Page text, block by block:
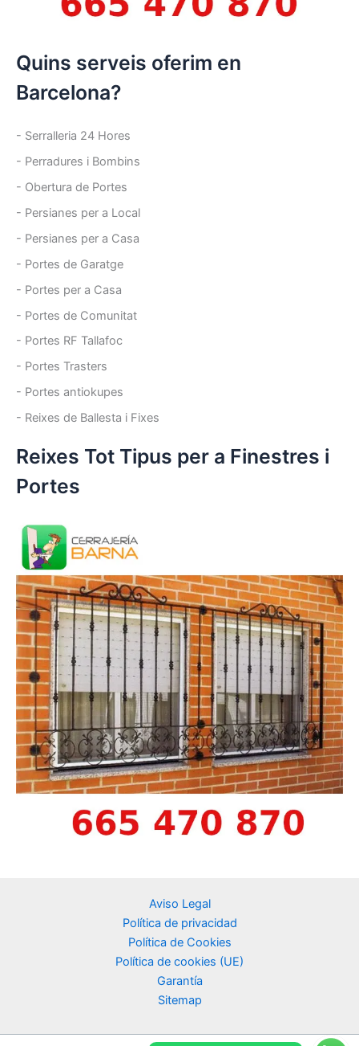
Quins serveis oferim en
Barcelona?
- Serralleria 24 Hores
- Perradures i Bombins
- Obertura de Portes
- Persianes per a Local
- Persianes per a Casa
- Portes de Garatge
- Portes per a Casa
- Portes de Comunitat
- Portes RF Tallafoc
- Portes Trasters
- Portes antiokupes
- Reixes de Ballesta i Fixes
Reixes Tot Tipus per a Finestres i
Portes
Aviso Legal
Política de privacidad
Política de Cookies
Política de cookies (UE)
Garantía
Sitemap